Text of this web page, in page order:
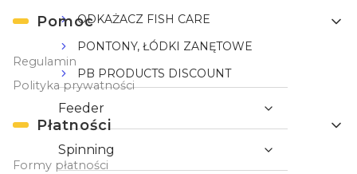
ODKAŻACZ FISH CARE
PONTONY, ŁÓDKI ZANĘTOWE
PB PRODUCTS DISCOUNT
Feeder
Spinning
Linki w stopce
Pomoc
Regulamin
Polityka prywatności
Płatności
Formy płatności